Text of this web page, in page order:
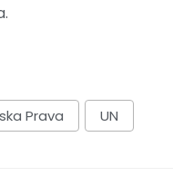
Prava UN